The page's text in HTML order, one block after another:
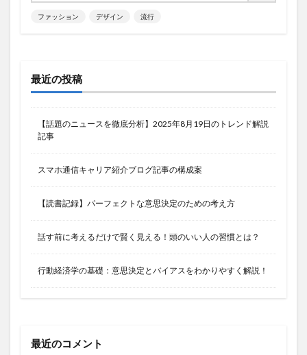
ファッション デザイン 流行
最近の投稿
【話題のニュースを徹底分析】2025年8月19日のトレンド解説
記事
スマホ通信キャリア紹介ブログ記事の構成案
【読書記録】パーフェクトな意思決定のための考え方
話す前に考えるだけで賢く見える！頭のいい人の習慣とは？
行動経済学の基礎：意思決定とバイアスをわかりやすく解説！
最近のコメント